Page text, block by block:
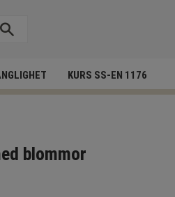
KURS SS-EN 1176
blommor